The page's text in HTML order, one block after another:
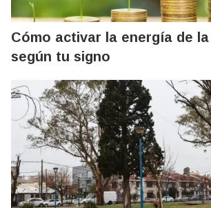
Cómo activar la energía de
según tu signo